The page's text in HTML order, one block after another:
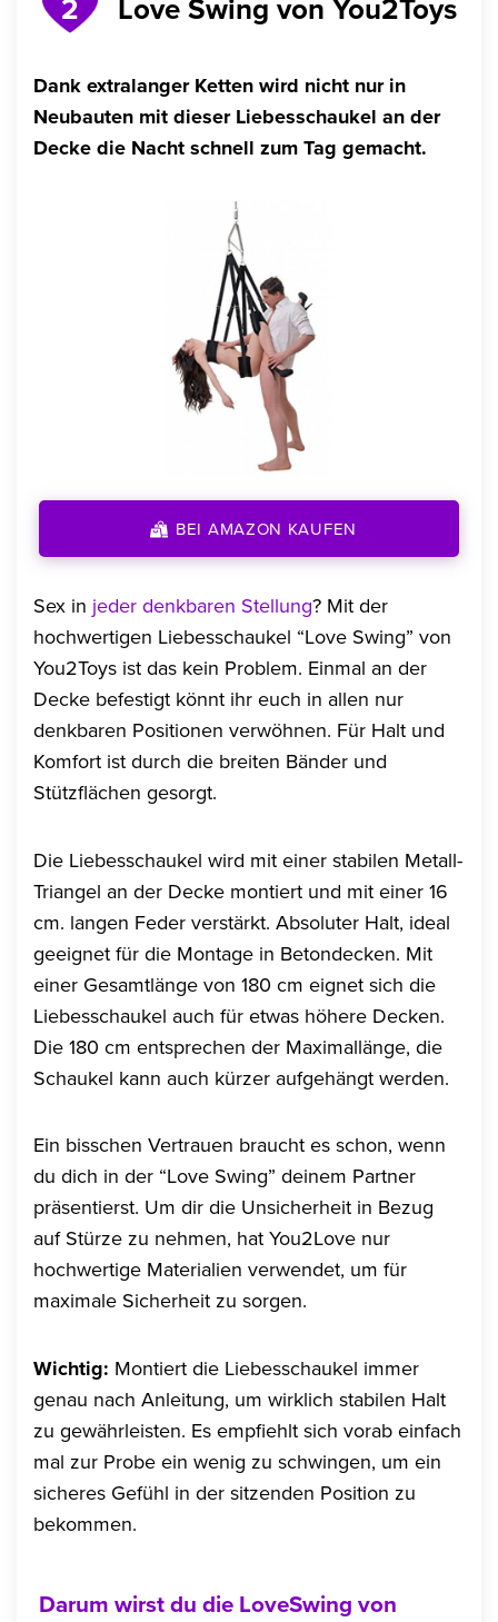
2 Love Swing von You2Toys
Dank extralanger Ketten wird nicht nur in
Neubauten mit dieser Liebesschaukel an der
Decke die Nacht schnell zum Tag gemacht.
BEI AMAZON KAUFEN
Sex in jeder denkbaren Stellung? Mit der
hochwertigen Liebesschaukel “Love Swing” von
You2Toys ist das kein Problem. Einmal an der
Decke befestigt könnt ihr euch in allen nur
denkbaren Positionen verwöhnen. Für Halt und
Komfort ist durch die breiten Bänder und
Stützflächen gesorgt.
Die Liebesschaukel wird mit einer stabilen Metall-
Triangel an der Decke montiert und mit einer 16
cm. langen Feder verstärkt. Absoluter Halt, ideal
geeignet für die Montage in Betondecken. Mit
einer Gesamtlänge von 180 cm eignet sich die
Liebesschaukel auch für etwas höhere Decken.
Die 180 cm entsprechen der Maximallänge, die
Schaukel kann auch kürzer aufgehängt werden.
Ein bisschen Vertrauen braucht es schon, wenn
du dich in der “Love Swing” deinem Partner
präsentierst. Um dir die Unsicherheit in Bezug
auf Stürze zu nehmen, hat You2Love nur
hochwertige Materialien verwendet, um für
maximale Sicherheit zu sorgen.
Wichtig: Montiert die Liebesschaukel immer
genau nach Anleitung, um wirklich stabilen Halt
zu gewährleisten. Es empfiehlt sich vorab einfach
mal zur Probe ein wenig zu schwingen, um ein
sicheres Gefühl in der sitzenden Position zu
bekommen.
Darum wirst du die LoveSwing von